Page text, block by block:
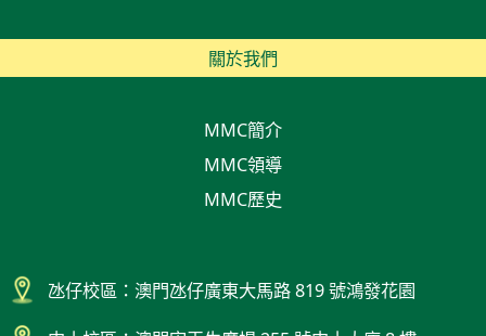
關於我們
MMC簡介
MMC領導
MMC歷史
氹仔校區：澳門氹仔廣東大馬路 819 號鴻發花園